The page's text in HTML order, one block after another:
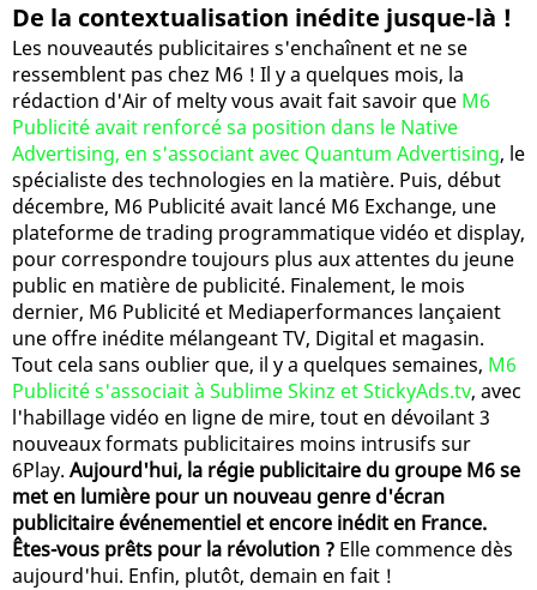
De la contextualisation inédite jusque-là !
Les nouveautés publicitaires s'enchaînent et ne se
ressemblent pas chez M6 ! Il y a quelques mois, la
rédaction d'Air of melty vous avait fait savoir que M6
Publicité avait renforcé sa position dans le Native
Advertising, en s'associant avec Quantum Advertising, le
spécialiste des technologies en la matière. Puis, début
décembre, M6 Publicité avait lancé M6 Exchange, une
plateforme de trading programmatique vidéo et display,
pour correspondre toujours plus aux attentes du jeune
public en matière de publicité. Finalement, le mois
dernier, M6 Publicité et Mediaperformances lançaient
une offre inédite mélangeant TV, Digital et magasin.
Tout cela sans oublier que, il y a quelques semaines, M6
Publicité s'associait à Sublime Skinz et StickyAds.tv, avec
l'habillage vidéo en ligne de mire, tout en dévoilant 3
nouveaux formats publicitaires moins intrusifs sur
6Play. Aujourd'hui, la régie publicitaire du groupe M6 se
met en lumière pour un nouveau genre d'écran
publicitaire événementiel et encore inédit en France.
Êtes-vous prêts pour la révolution ? Elle commence dès
aujourd'hui. Enfin, plutôt, demain en fait !